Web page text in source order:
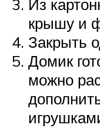
Из
крышу и
Закрыть
Домик
можно